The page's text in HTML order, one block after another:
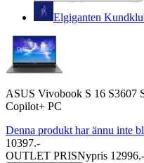
Elgiganten
ASUS Vivobook S 16 S3607
Copilot+ PC
Denna produkt har ännu inte
10397.-
OUTLET PRISNypris 12996.-